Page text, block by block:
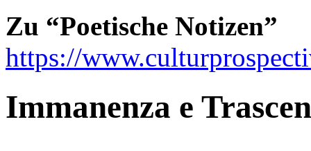
Zu “Poetische Notizen”
https://
Immanenza e